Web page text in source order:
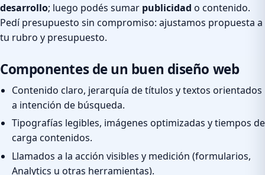
desarrollo; luego podés sumar publicidad o contenido.
Pedí presupuesto sin compromiso: ajustamos propuesta a
tu rubro y presupuesto.
Componentes de un buen diseño web
Contenido claro, jerarquía de títulos y textos orientados
a intención de búsqueda.
Tipografías legibles, imágenes optimizadas y tiempos de
carga contenidos.
Llamados a la acción visibles y medición (formularios,
Analytics u otras herramientas).